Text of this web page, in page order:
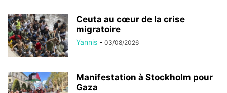
Ceuta au cœur de la crise
migratoire
Yannis - 03/08/2026
Manifestation à Stockholm pour
Gaza